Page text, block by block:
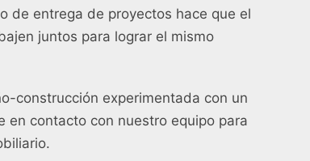
de entrega de proyectos hace que el
juntos para lograr el mismo
construcción experimentada con un
en contacto con nuestro equipo para